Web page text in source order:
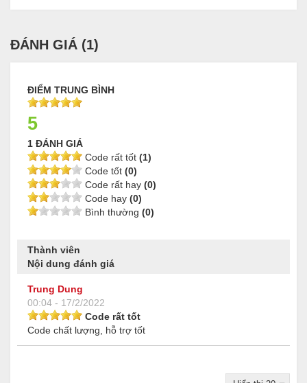
ĐÁNH GIÁ (1)
ĐIỂM TRUNG BÌNH
5
1 ĐÁNH GIÁ
Code rất tốt (1)
Code tốt (0)
Code rất hay (0)
Code hay (0)
Bình thường (0)
Thành viên
Nội dung đánh giá
Trung Dung
00:04 - 17/2/2022
Code rất tốt
Code chất lượng, hỗ trợ tốt